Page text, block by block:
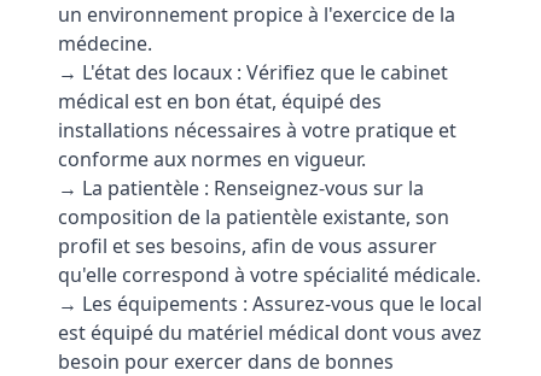
un environnement propice à l'exercice de la
médecine.
→ L'état des locaux : Vérifiez que le cabinet
médical est en bon état, équipé des
installations nécessaires à votre pratique et
conforme aux normes en vigueur.
→ La patientèle : Renseignez-vous sur la
composition de la patientèle existante, son
profil et ses besoins, afin de vous assurer
qu'elle correspond à votre spécialité médicale.
→ Les équipements : Assurez-vous que le local
est équipé du matériel médical dont vous avez
besoin pour exercer dans de bonnes